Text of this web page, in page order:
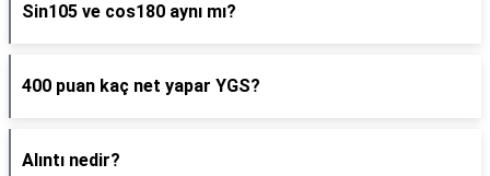
Sin105 ve cos180 aynı mı?
400 puan kaç net yapar YGS?
Alıntı nedir?